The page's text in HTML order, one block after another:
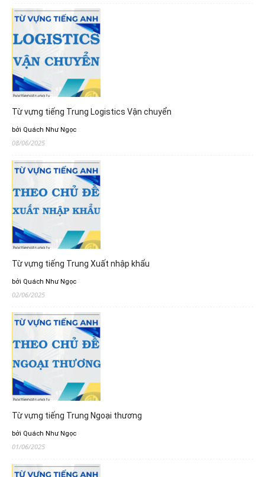
Từ vựng tiếng Trung Logistics Vận chuyển
bởi Quách Như Ngọc
08/06/2025
Từ vựng tiếng Trung Xuất nhập khẩu
bởi Quách Như Ngọc
02/06/2025
Từ vựng tiếng Trung Ngoại thương
bởi Quách Như Ngọc
01/06/2025